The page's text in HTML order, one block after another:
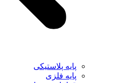
پایه پلاستیکی
پایه فلزی